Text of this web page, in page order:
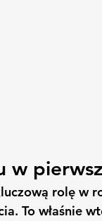
w
rolę w
To właśnie